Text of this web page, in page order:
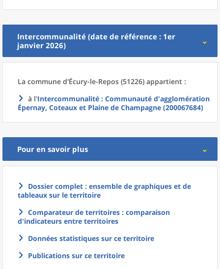
Intercommunalité (date de référence : 1er
janvier 2026)
La commune d'Écury-le-Repos (51226) appartient :
à l'Intercommunalité : Communauté d'agglomération
Épernay, Coteaux et Plaine de Champagne (200067684)
Pour en savoir plus
Dossier complet : ensemble de graphiques et de
tableaux sur le territoire
Comparateur de territoires : comparaison
d'indicateurs entre territoires
Données statistiques sur ce territoire
Publications sur ce territoire